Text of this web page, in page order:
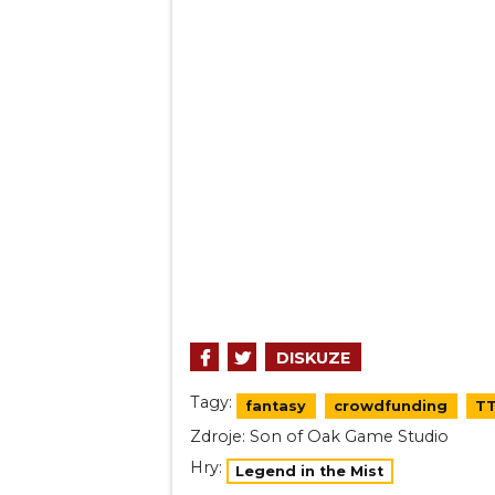
DISKUZE
Tagy: fantasy crowdfunding
Zdroje: Son of Oak Game Studio
Hry:
Legend in the Mist